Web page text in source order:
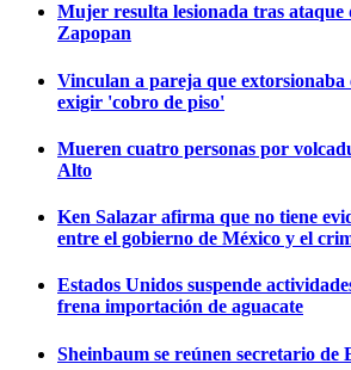
Mujer resulta lesionada tras ataque
Zapopan
Vinculan a pareja que extorsionaba
exigir 'cobro de piso'
Mueren cuatro personas por
Alto
Ken Salazar afirma que no tiene
entre el gobierno de México y el
Estados Unidos suspende
frena importación de aguacate
Sheinbaum se reúnen secretario de